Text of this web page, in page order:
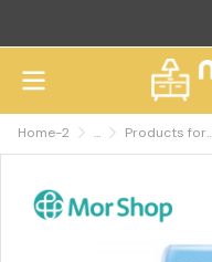
Home-2 ... Products for mothers and children